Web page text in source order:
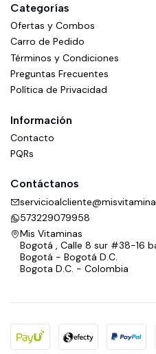
Categorías
Ofertas y Combos
Carro de Pedido
Términos y Condiciones
Preguntas Frecuentes
Política de Privacidad
Información
Contacto
PQRs
Contáctanos
573229079958
Mis Vitaminas
Bogotá , Calle 8 sur #38-16
Bogotá - Bogotá D.C.
Bogota D.C. - Colombia